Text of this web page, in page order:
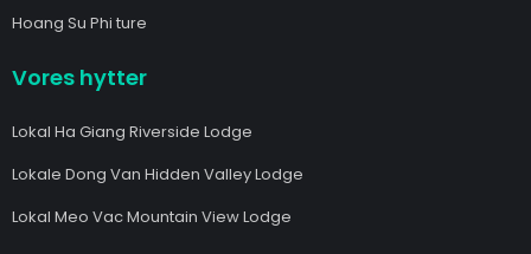
Hoang Su Phi ture
Vores hytter
Lokal Ha Giang Riverside Lodge
Lokale Dong Van Hidden Valley Lodge
Lokal Meo Vac Mountain View Lodge